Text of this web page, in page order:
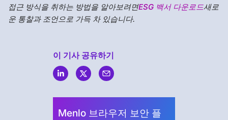
접근 방식을 취하는 방법을 알아보려면ESG 백서 다운로드새로
운 통찰과 조언으로 가득 차 있습니다.
이 기사 공유하기
Menlo 브라우저 보안 플